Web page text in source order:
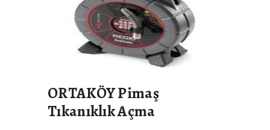
ORTAKÖY Pimaş
Tıkanıklık Açma